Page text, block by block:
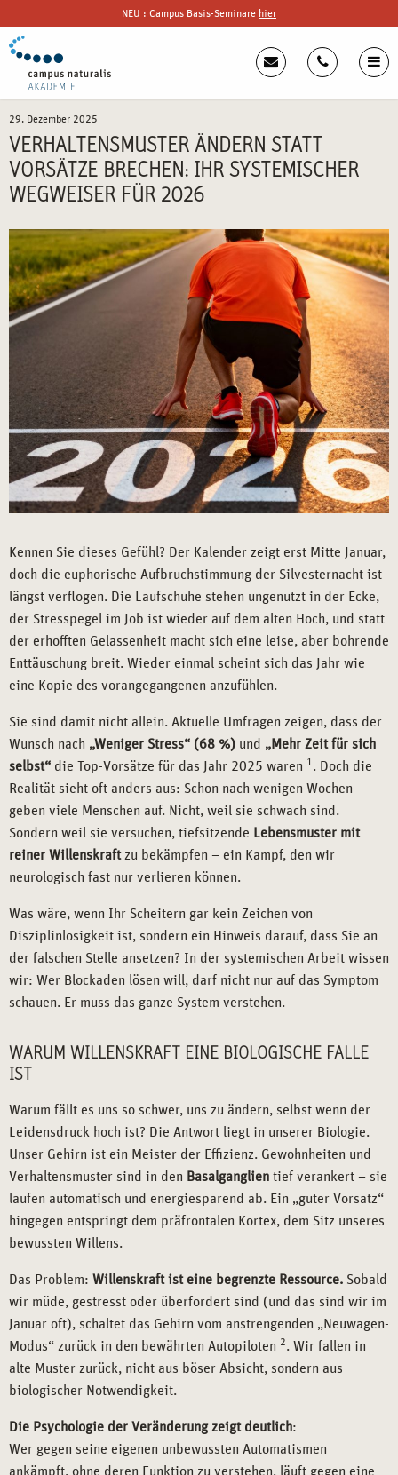
NEU : Campus Basis-Seminare hier
29. Dezember 2025
VERHALTENSMUSTER ÄNDERN STATT
VORSÄTZE BRECHEN: IHR SYSTEMISCHER
WEGWEISER FÜR 2026
Kennen Sie dieses Gefühl? Der Kalender zeigt erst Mitte Januar,
doch die euphorische Aufbruchstimmung der Silvesternacht ist
längst verflogen. Die Laufschuhe stehen ungenutzt in der Ecke,
der Stresspegel im Job ist wieder auf dem alten Hoch, und statt
der erhofften Gelassenheit macht sich eine leise, aber bohrende
Enttäuschung breit. Wieder einmal scheint sich das Jahr wie
eine Kopie des vorangegangenen anzufühlen.
Sie sind damit nicht allein. Aktuelle Umfragen zeigen, dass der
Wunsch nach „Weniger Stress“ (68 %) und „Mehr Zeit für sich
selbst“ die Top-Vorsätze für das Jahr 2025 waren 1 . Doch die
Realität sieht oft anders aus: Schon nach wenigen Wochen
geben viele Menschen auf. Nicht, weil sie schwach sind.
Sondern weil sie versuchen, tiefsitzende Lebensmuster mit
reiner Willenskraftzu bekämpfen – ein Kampf, den wir
neurologisch fast nur verlieren können.
Was wäre, wenn Ihr Scheitern gar kein Zeichen von
Disziplinlosigkeit ist, sondern ein Hinweis darauf, dass Sie an
der falschen Stelle ansetzen? In der systemischen Arbeit wissen
wir: Wer Blockaden lösen will, darf nicht nur auf das Symptom
schauen. Er muss das ganze System verstehen.
WARUM WILLENSKRAFT EINE BIOLOGISCHE FALLE
IST
Warum fällt es uns so schwer, uns zu ändern, selbst wenn der
Leidensdruck hoch ist? Die Antwort liegt in unserer Biologie.
Unser Gehirn ist ein Meister der Effizienz. Gewohnheiten und
Verhaltensmuster sind in den Basalganglien tief verankert – sie
laufen automatisch und energiesparend ab. Ein „guter Vorsatz“
hingegen entspringt dem präfrontalen Kortex, dem Sitz unseres
bewussten Willens.
Das Problem: Willenskraft ist eine begrenzte Ressource. Sobald
wir müde, gestresst oder überfordert sind (und das sind wir im
Januar oft), schaltet das Gehirn vom anstrengenden „Neuwagen-
Modus“ zurück in den bewährten Autopiloten 2. Wir fallen in
alte Muster zurück, nicht aus böser Absicht, sondern aus
biologischer Notwendigkeit.
Die Psychologie der Veränderung zeigt deutlich:
Wer gegen seine eigenen unbewussten Automatismen
ankämpft, ohne deren Funktion zu verstehen, läuft gegen eine